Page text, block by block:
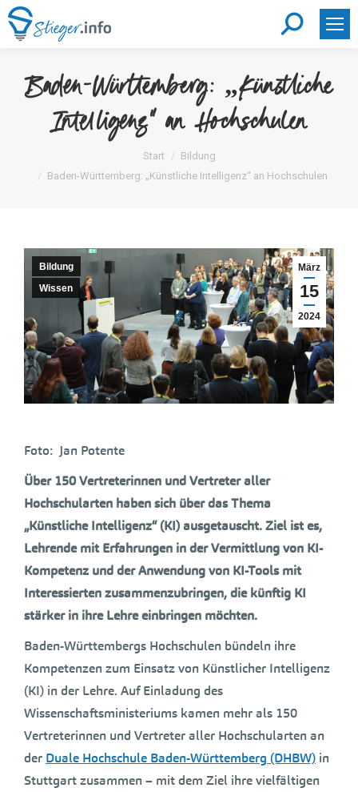
Search:
Baden-Württemberg: „Künstliche
Intelligenz“ an Hochschulen
Sie befinden sich hier:Start
Bildung
Baden-Württemberg: „Künstliche Intelligenz“ an Hochschulen
März
15
2024
Bildung
Wissen
Foto: Jan Potente
Über 150 Vertreterinnen und Vertreter aller
Hochschularten haben sich über das Thema
„Künstliche Intelligenz“ (KI) ausgetauscht. Ziel ist es,
Lehrende mit Erfahrungen in der Vermittlung von KI-
Kompetenz und der Anwendung von KI-Tools mit
Interessierten zusammenzubringen, die künftig KI
stärker in ihre Lehre einbringen möchten.
Baden-Württembergs Hochschulen bündeln ihre
Kompetenzen zum Einsatz von Künstlicher Intelligenz
(KI) in der Lehre. Auf Einladung des
Wissenschaftsministeriums kamen mehr als 150
Vertreterinnen und Vertreter aller Hochschularten an
der Duale Hochschule Baden-Württemberg (DHBW) in
Stuttgart zusammen – mit dem Ziel ihre vielfältigen